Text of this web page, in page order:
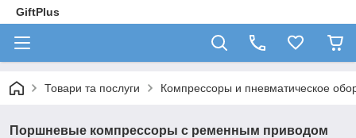
GiftPlus
Товари та послуги Компрессоры и пневматическое
Поршневые компрессоры с ременным приводом